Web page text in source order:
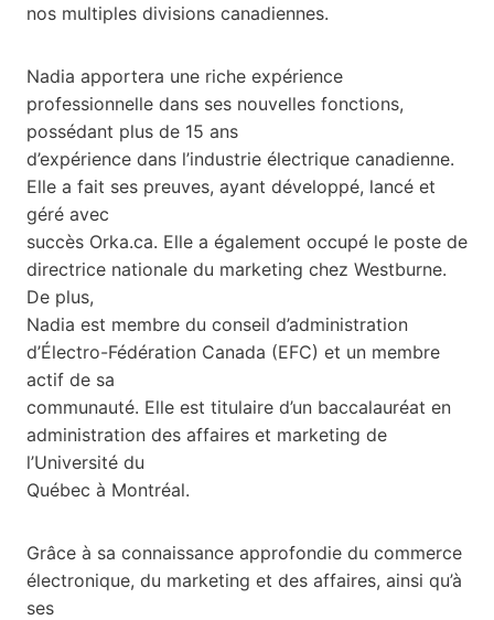
nos multiples divisions canadiennes.
Nadia apportera une riche expérience
professionnelle dans ses nouvelles fonctions,
possédant plus de 15 ans
d’expérience dans l’industrie électrique canadienne.
Elle a fait ses preuves, ayant développé, lancé et
géré avec
succès Orka.ca. Elle a également occupé le poste de
directrice nationale du marketing chez Westburne.
De plus,
Nadia est membre du conseil d’administration
d’Électro-Fédération Canada (EFC) et un membre
actif de sa
communauté. Elle est titulaire d’un baccalauréat en
administration des affaires et marketing de
l’Université du
Québec à Montréal.
Grâce à sa connaissance approfondie du commerce
électronique, du marketing et des affaires, ainsi qu’à
ses